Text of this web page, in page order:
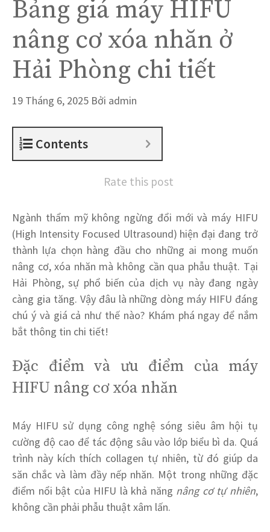
Bảng giá máy HIFU
nâng cơ xóa nhăn ở
Hải Phòng chi tiết
19 Tháng 6, 2025 Bởi admin
Contents
Rate this post
Ngành thẩm mỹ không ngừng đổi mới và máy HIFU
(High Intensity Focused Ultrasound) hiện đại đang trở
thành lựa chọn hàng đầu cho những ai mong muốn
nâng cơ, xóa nhăn mà không cần qua phẫu thuật. Tại
Hải Phòng, sự phổ biến của dịch vụ này đang ngày
càng gia tăng. Vậy đâu là những dòng máy HIFU đáng
chú ý và giá cả như thế nào? Khám phá ngay để nắm
bắt thông tin chi tiết!
Đặc điểm và ưu điểm của máy
HIFU nâng cơ xóa nhăn
Máy HIFU sử dụng công nghệ sóng siêu âm hội tụ
cường độ cao để tác động sâu vào lớp biểu bì da. Quá
trình này kích thích collagen tự nhiên, từ đó giúp da
săn chắc và làm đầy nếp nhăn. Một trong những đặc
điểm nổi bật của HIFU là khả năng nâng cơ tự nhiên,
không cần phải phẫu thuật xâm lấn.